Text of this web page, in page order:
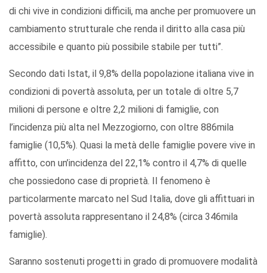
di chi vive in condizioni difficili, ma anche per promuovere un
cambiamento strutturale che renda il diritto alla casa più
accessibile e quanto più possibile stabile per tutti”.
Secondo dati Istat, il 9,8% della popolazione italiana vive in
condizioni di povertà assoluta, per un totale di oltre 5,7
milioni di persone e oltre 2,2 milioni di famiglie, con
l’incidenza più alta nel Mezzogiorno, con oltre 886mila
famiglie (10,5%). Quasi la metà delle famiglie povere vive in
affitto, con un’incidenza del 22,1% contro il 4,7% di quelle
che possiedono case di proprietà. Il fenomeno è
particolarmente marcato nel Sud Italia, dove gli affittuari in
povertà assoluta rappresentano il 24,8% (circa 346mila
famiglie).
Saranno sostenuti progetti in grado di promuovere modalità